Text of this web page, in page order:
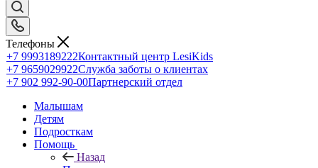
Телефоны
+7 9993189222Контактный центр LesiKids
+7 9659029922Служба заботы о клиентах
+7 902 992-90-00Партнерский отдел
Малышам
Детям
Подросткам
Помощь
Назад